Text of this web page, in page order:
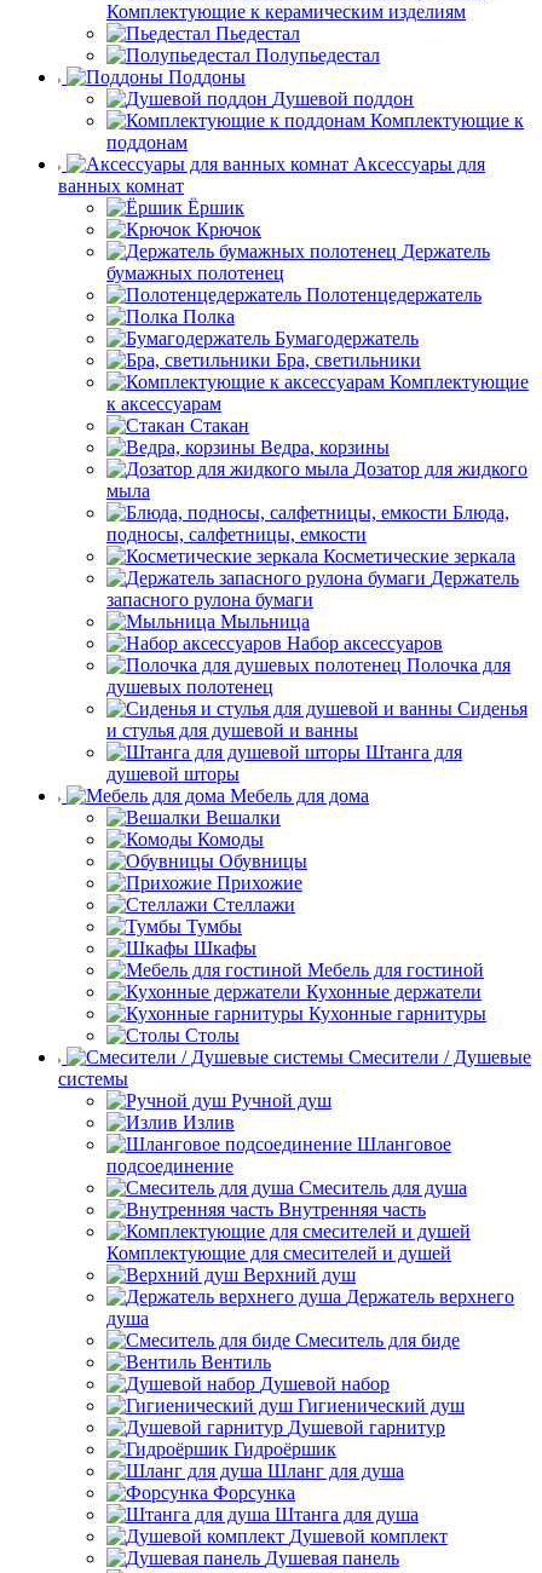
Комплектующие к керамическим изделиям
Пьедестал
Полупьедестал
Поддоны
Душевой поддон
Комплектующие к
поддонам
Аксессуары для
ванных комнат
Ёршик
Крючок
Держатель
бумажных полотенец
Полотенцедержатель
Полка
Бумагодержатель
Бра, светильники
Комплектующие
к аксессуарам
Стакан
Ведра, корзины
Дозатор для жидкого
мыла
Блюда,
подносы, салфетницы, емкости
Косметические зеркала
Держатель
запасного рулона бумаги
Мыльница
Набор аксессуаров
Полочка для
душевых полотенец
Сиденья
и стулья для душевой и ванны
Штанга для
душевой шторы
Мебель для дома
Вешалки
Комоды
Обувницы
Прихожие
Стеллажи
Тумбы
Шкафы
Мебель для гостиной
Кухонные держатели
Кухонные гарнитуры
Столы
Смесители / Душевые
системы
Ручной душ
Излив
Шланговое
подсоединение
Смеситель для душа
Внутренняя часть
Комплектующие для смесителей и душей
Верхний душ
Держатель верхнего
душа
Смеситель для биде
Вентиль
Душевой набор
Гигиенический душ
Душевой гарнитур
Гидроёршик
Шланг для душа
Форсунка
Штанга для душа
Душевой комплект
Душевая панель